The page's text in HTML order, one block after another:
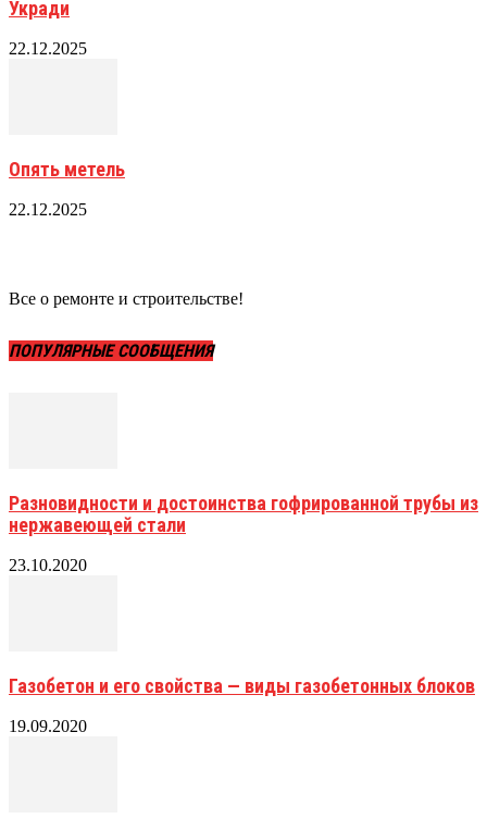
Укради
22.12.2025
Опять метель
22.12.2025
Все о ремонте и строительстве!
ПОПУЛЯРНЫЕ СООБЩЕНИЯ
Разновидности и достоинства гофрированной трубы из
нержавеющей стали
23.10.2020
Газобетон и его свойства — виды газобетонных блоков
19.09.2020